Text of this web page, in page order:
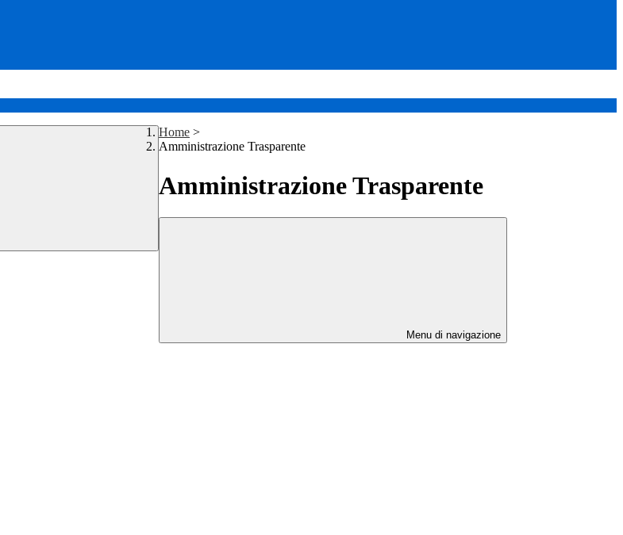
Home >
Amministrazione Trasparente
Amministrazione Trasparente
Menu di navigazione